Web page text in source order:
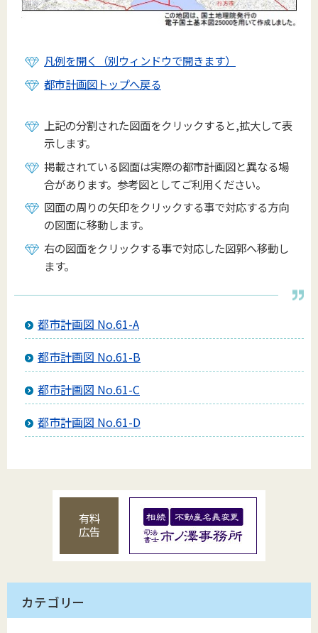
凡例を開く（別ウィンドウで開きます）
都市計画図トップへ戻る
上記の分割された図面をクリックすると,拡大して表
示します。
掲載されている図面は実際の都市計画図と異なる場
合があります。参考図としてご利用ください。
図面の周りの矢印をクリックする事で対応する方向
の図面に移動します。
右の図面をクリックする事で対応した図郭へ移動し
ます。
都市計画図 No.61-A
都市計画図 No.61-B
都市計画図 No.61-C
都市計画図 No.61-D
有料
広告
カテゴリー